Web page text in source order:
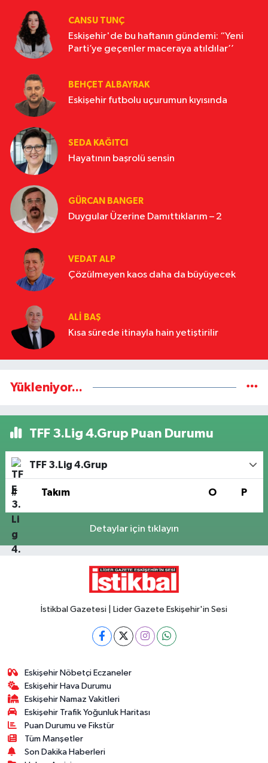
CANSU TUNÇ
Eskişehir'de bu haftanın gündemi: “Yeni
Parti’ye geçenler maceraya atıldılar’’
BEHÇET ALBAYRAK
Eskişehir futbolu uçurumun kıyısında
SEDA KAĞITCI
Hayatının başrolü sensin
GÜRCAN BANGER
Duygular Üzerine Damıttıklarım – 2
VEDAT ALP
Çözülmeyen kaos daha da büyüyecek
ALI BAŞ
Kısa sürede itinayla hain yetiştirilir
Yükleniyor...
TFF 3.Lig 4.Grup Puan Durumu
TFF 3.Lig 4.Grup
# Takım O P
Detaylar için tıklayın
İstikbal Gazetesi | Lider Gazete Eskişehir'in Sesi
Eskişehir Nöbetçi Eczaneler
Eskişehir Hava Durumu
Eskişehir Namaz Vakitleri
Eskişehir Trafik Yoğunluk Haritası
Puan Durumu ve Fikstür
Tüm Manşetler
Son Dakika Haberleri